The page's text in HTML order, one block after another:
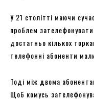
У 21 столітті маючи
проблем
достатньо кількох
телефонні абоненти
Тоді між двома
Щоб комусь